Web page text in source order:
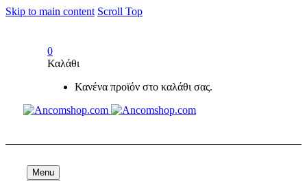
Skip to main content Scroll Top
0
Καλάθι
Κανένα προϊόν στο καλάθι σας.
Menu